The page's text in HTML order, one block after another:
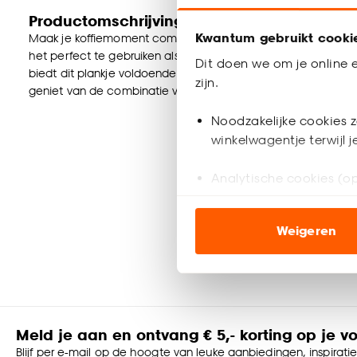
Kwantum gebruikt
Dit doen we om je online
zijn.
Noodzakelijke cookies
winkelwagentje terwijl
Analytische cookies
ook buiten de
Klik op ‘Ja, alles
accepteren door op
Goed om te weten is dat
Weigeren
Productomschrijving
Maak je koffiemoment compleet met dit sfeervolle
het perfect te gebruiken als onderzetter voor je favoriete
biedt dit plankje voldoende ruimte zonder te veel plaats in
geniet van de combinatie van functionaliteit en elegantie
Meld je aan en ontvang € 5,- korting op je
Blijf per e-mail op de hoogte van leuke aanbiedingen,